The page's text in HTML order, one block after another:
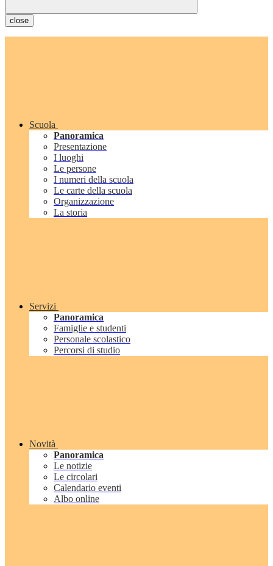
close
Scuola
Panoramica
Presentazione
I luoghi
Le persone
I numeri della scuola
Le carte della scuola
Organizzazione
La storia
Servizi
Panoramica
Famiglie e studenti
Personale scolastico
Percorsi di studio
Novità
Panoramica
Le notizie
Le circolari
Calendario eventi
Albo online